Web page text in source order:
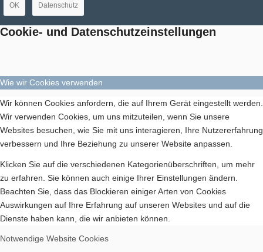
OK Datenschutz
Cookie- und Datenschutzeinstellungen
Wie wir Cookies verwenden
Wir können Cookies anfordern, die auf Ihrem Gerät eingestellt werden.
Wir verwenden Cookies, um uns mitzuteilen, wenn Sie unsere
Websites besuchen, wie Sie mit uns interagieren, Ihre Nutzererfahrung
verbessern und Ihre Beziehung zu unserer Website anpassen.
Klicken Sie auf die verschiedenen Kategorienüberschriften, um mehr
zu erfahren. Sie können auch einige Ihrer Einstellungen ändern.
Beachten Sie, dass das Blockieren einiger Arten von Cookies
Auswirkungen auf Ihre Erfahrung auf unseren Websites und auf die
Dienste haben kann, die wir anbieten können.
Notwendige Website Cookies